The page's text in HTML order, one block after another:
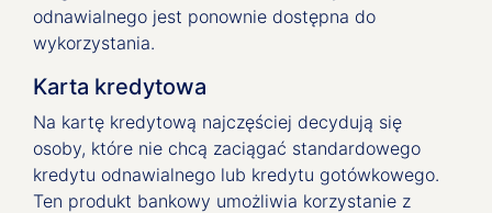
odnawialnego jest ponownie dostępna do
wykorzystania.
Karta kredytowa
Na kartę kredytową najczęściej decydują się
osoby, które nie chcą zaciągać standardowego
kredytu odnawialnego lub kredytu gotówkowego.
Ten produkt bankowy umożliwia korzystanie z